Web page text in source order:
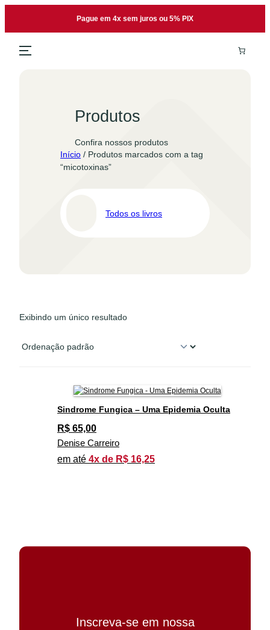
o
Pague em 4x sem juros ou 5% PIX
Produtos
Confira nossos produtos
Início / Produtos marcados com a tag
“micotoxinas”
Todos os livros
Exibindo um único resultado
Sindrome Fungica – Uma Epidemia Oculta
R$ 65,00
Denise Carreiro
em até 4x de R$ 16,25
Inscreva-se em nossa